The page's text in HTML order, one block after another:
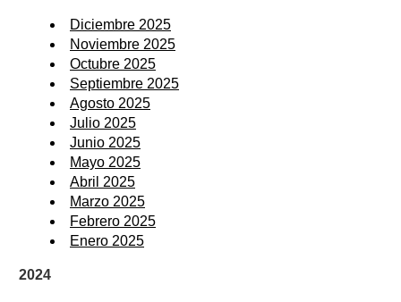
Diciembre 2025
Noviembre 2025
Octubre 2025
Septiembre 2025
Agosto 2025
Julio 2025
Junio 2025
Mayo 2025
Abril 2025
Marzo 2025
Febrero 2025
Enero 2025
2024